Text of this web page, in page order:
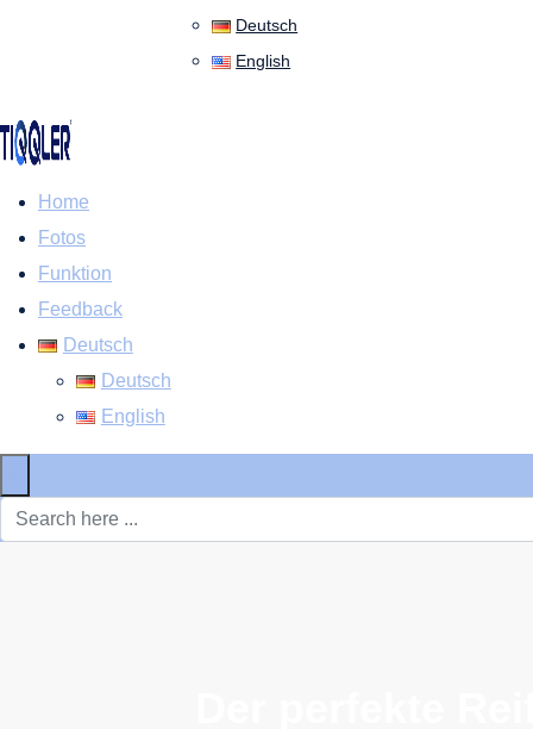
Deutsch
English
Home
Fotos
Funktion
Feedback
Deutsch
Deutsch
English